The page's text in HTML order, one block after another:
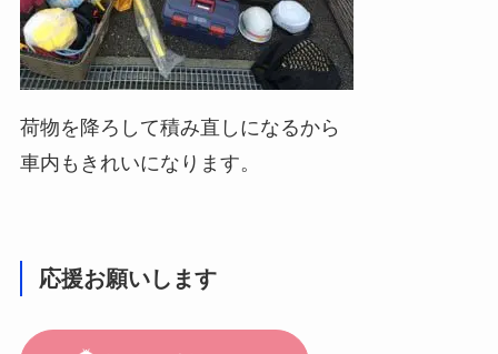
荷物を降ろして積み直しになるから
車内もきれいになります。
応援お願いします